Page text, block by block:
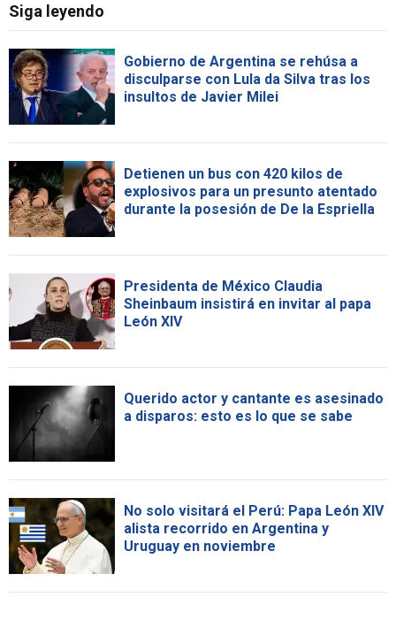
Siga leyendo
Gobierno de Argentina se rehúsa a
disculparse con Lula da Silva tras los
insultos de Javier Milei
Detienen un bus con 420 kilos de
explosivos para un presunto atentado
durante la posesión de De la Espriella
Presidenta de México Claudia
Sheinbaum insistirá en invitar al papa
León XIV
Querido actor y cantante es asesinado
a disparos: esto es lo que se sabe
No solo visitará el Perú: Papa León XIV
alista recorrido en Argentina y
Uruguay en noviembre